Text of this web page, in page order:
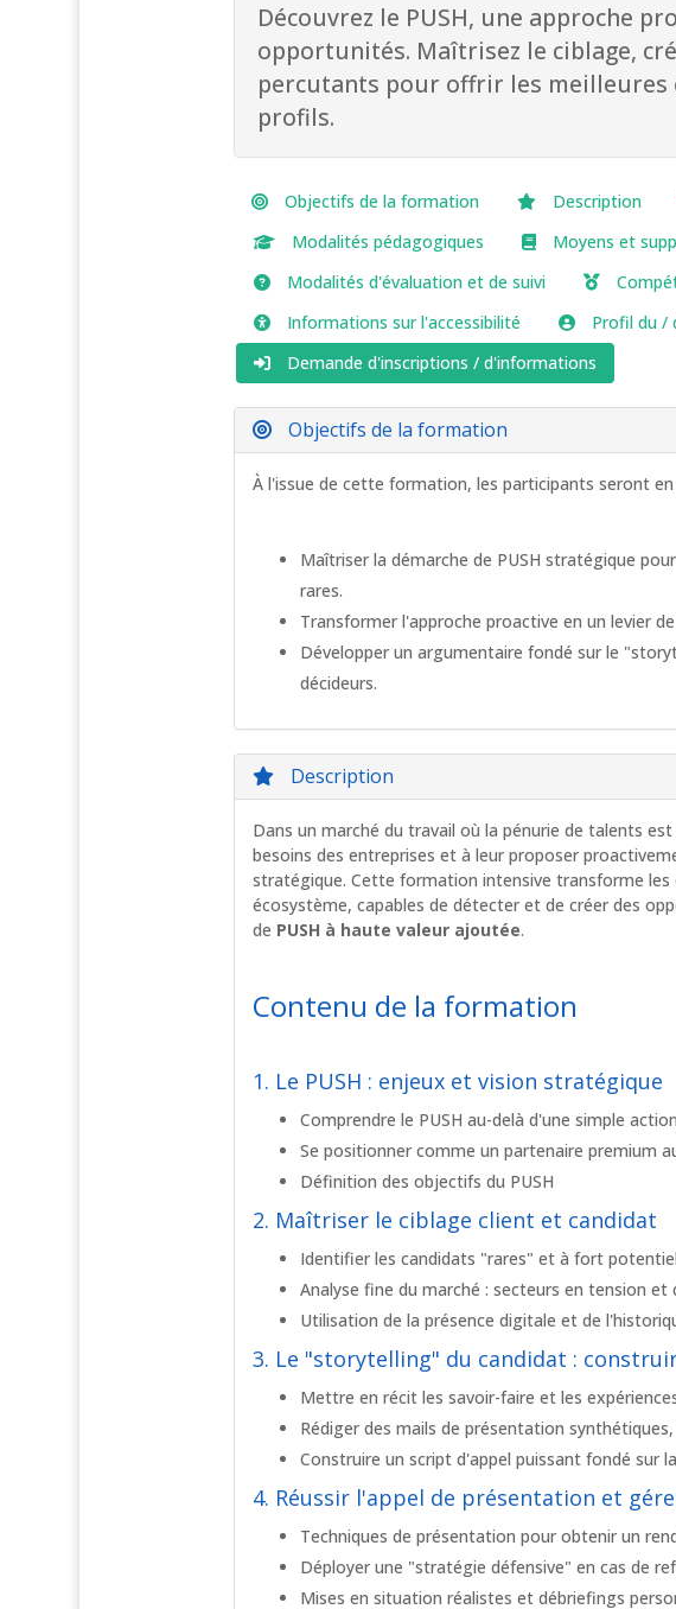
Découvrez le PUSH, une approche
opportunités. Maîtrisez le ciblage,
percutants pour offrir les
profils.
Objectifs de la formation Description
Modalités pédagogiques
Moyens et
Modalités d'évaluation et de suivi
Informations sur l'accessibilité
Profil du /
Demande d'inscriptions / d'informations
Objectifs de la formation
À l'issue de cette formation, les participants seront en
Maîtriser la démarche de PUSH stratégique
rares.
Transformer l'approche proactive en un levier
Développer un argumentaire fondé sur le
décideurs.
Description
Dans un marché du travail où la pénurie de talents
besoins des entreprises et à leur proposer
stratégique. Cette formation intensive transforme
écosystème, capables de détecter et de créer des
de PUSH à haute valeur ajoutée.
Contenu de la formation
1. Le PUSH : enjeux et vision stratégique
Comprendre le PUSH au-delà d'une simple
Se positionner comme un partenaire premium
Définition des objectifs du PUSH
2. Maîtriser le ciblage client et candidat
Identifier les candidats "rares" et à fort
Analyse fine du marché : secteurs en tension
Utilisation de la présence digitale et de
3. Le "storytelling" du candidat :
Mettre en récit les savoir-faire et les
Rédiger des mails de présentation
Construire un script d'appel puissant fondé sur
4. Réussir l'appel de présentation et
Techniques de présentation pour obtenir un
Déployer une "stratégie défensive" en cas de
Mises en situation réalistes et débriefings